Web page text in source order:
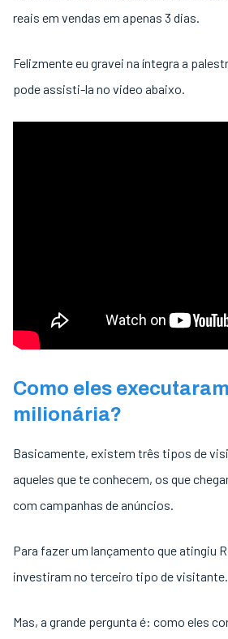
reais em vendas em apenas 3 dias.
Felizmente eu gravei na íntegra a
pode assisti-la no video abaixo.
Como eles
milionária?
Basicamente, existem três tipos de
aqueles que te conhecem, os que
com campanhas de anúncios.
Para fazer um lançamento que atingiu
investiram no terceiro tipo de visitante.
Mas, a grande pergunta é: como eles